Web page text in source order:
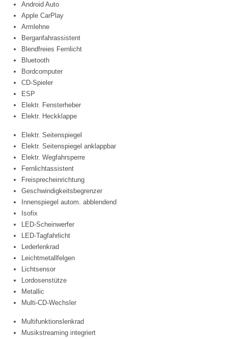
Android Auto
Apple CarPlay
Armlehne
Berganfahrassistent
Blendfreies Fernlicht
Bluetooth
Bordcomputer
CD-Spieler
ESP
Elektr. Fensterheber
Elektr. Heckklappe
Elektr. Seitenspiegel
Elektr. Seitenspiegel anklappbar
Elektr. Wegfahrsperre
Fernlichtassistent
Freisprecheinrichtung
Geschwindigkeitsbegrenzer
Innenspiegel autom. abblendend
Isofix
LED-Scheinwerfer
LED-Tagfahrlicht
Lederlenkrad
Leichtmetallfelgen
Lichtsensor
Lordosenstütze
Metallic
Multi-CD-Wechsler
Multifunktionslenkrad
Musikstreaming integriert